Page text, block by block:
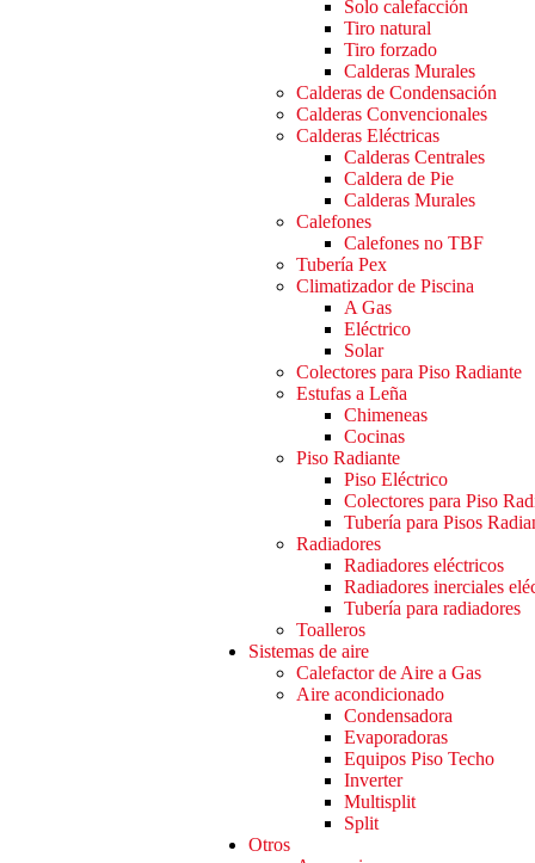
Solo calefacción
Tiro natural
Tiro forzado
Calderas Murales
Calderas de Condensación
Calderas Convencionales
Calderas Eléctricas
Calderas Centrales
Caldera de Pie
Calderas Murales
Calefones
Calefones no TBF
Tubería Pex
Climatizador de Piscina
A Gas
Eléctrico
Solar
Colectores para Piso Radiante
Estufas a Leña
Chimeneas
Cocinas
Piso Radiante
Piso Eléctrico
Colectores para Piso
Tubería para Pisos
Radiadores
Radiadores eléctricos
Radiadores inerciales
Tubería para radiadores
Toalleros
Sistemas de aire
Calefactor de Aire a Gas
Aire acondicionado
Condensadora
Evaporadoras
Equipos Piso Techo
Inverter
Multisplit
Split
Otros